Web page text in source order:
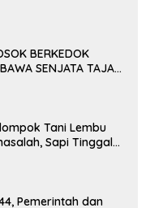
BERKEDOK
SENJATA TAJAM
Tani Lembu
Sapi Tinggal
Pemerintah dan